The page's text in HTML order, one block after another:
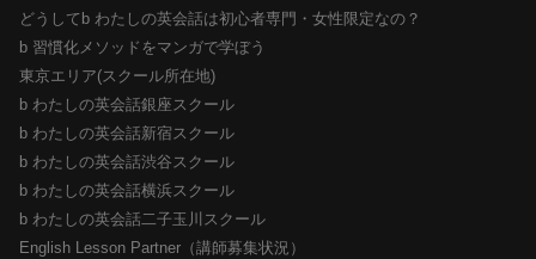
どうしてb わたしの英会話は初心者専門・女性限定なの？
b 習慣化メソッドをマンガで学ぼう
東京エリア(スクール所在地)
b わたしの英会話銀座スクール
b わたしの英会話新宿スクール
b わたしの英会話渋谷スクール
b わたしの英会話横浜スクール
b わたしの英会話二子玉川スクール
English Lesson Partner（講師募集状況）